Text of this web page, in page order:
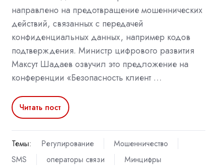
направлено на предотвращение мошеннических
действий, связанных с передачей
конфиденциальных данных, например кодов
подтверждения. Министр цифрового развития
Максут Шадаев озвучил это предложение на
конференции «Безопасность клиент …
Читать пост
Темы: Регулирование
Мошенничество
SMS
операторы связи Минцифры